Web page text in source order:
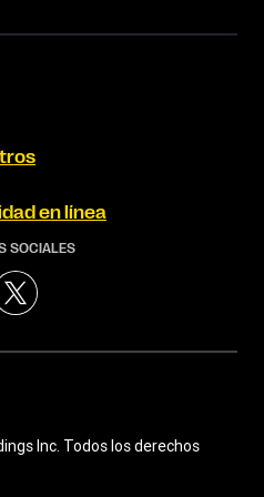
en línea
SOCIALES
Inc. Todos los derechos